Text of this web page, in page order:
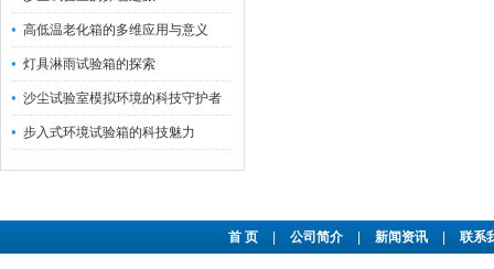
高低温老化箱的多维应用与意义
灯具淋雨试验箱的探索
沙尘试验室模拟环境的科技守护者
步入式环境试验箱的科技魅力
首 页 公司简介 新闻资讯 联系